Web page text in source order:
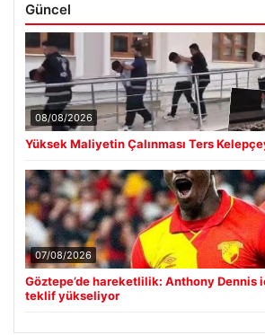
Güncel
08/08/2026
Yüksek Maliyetin Çalınması Ters
07/08/2026
Göztepe’de hareketlilik: Anthony Dennis
teklif yükseliyor